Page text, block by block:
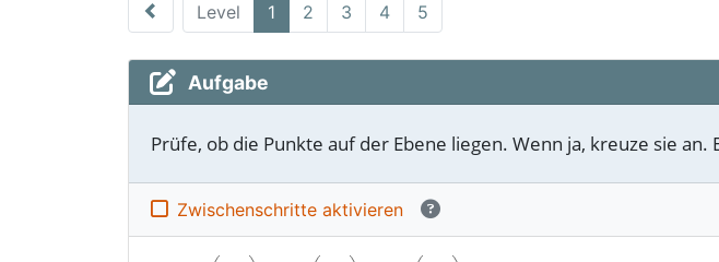
Level 1 2 3 4 5
Aufgabe
Prüfe, ob die Punkte auf der Ebene liegen. Wenn ja, kreuze sie
Zwischen­schritte aktivieren